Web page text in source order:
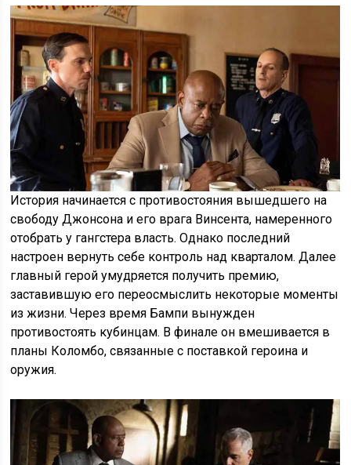
История начинается с противостояния вышедшего на
свободу Джонсона и его врага Винсента, намеренного
отобрать у гангстера власть. Однако последний
настроен вернуть себе контроль над кварталом. Далее
главный герой умудряется получить премию,
заставившую его переосмыслить некоторые моменты
из жизни. Через время Бампи вынужден
противостоять кубинцам. В финале он вмешивается в
планы Коломбо, связанные с поставкой героина и
оружия.